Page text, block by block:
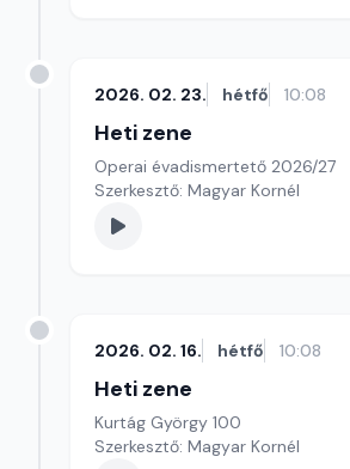
2026. 02. 23. hétfő 10:08
Heti zene
Operai évadismertető 2026/27
Szerkesztő: Magyar Kornél
2026. 02. 16. hétfő 10:08
Heti zene
Kurtág György 100
Szerkesztő: Magyar Kornél